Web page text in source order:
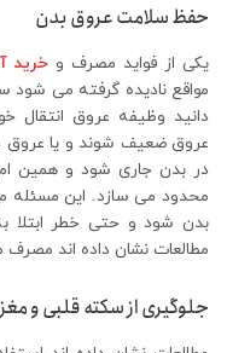
حفظ سلامت عروق بدن
یکی از فواید مصرف و خرید
مواقع نادیده گرفته می
دانید وظیفه عروق
عروق ضعیف شوند و یا عروق
در بدن جاری شود و همین
محدود می سازد. این مسئله
بدن شود و حتی خطر ابتلا
مطالعات نشان داده اند
جلوگیری از سکته قلبی و